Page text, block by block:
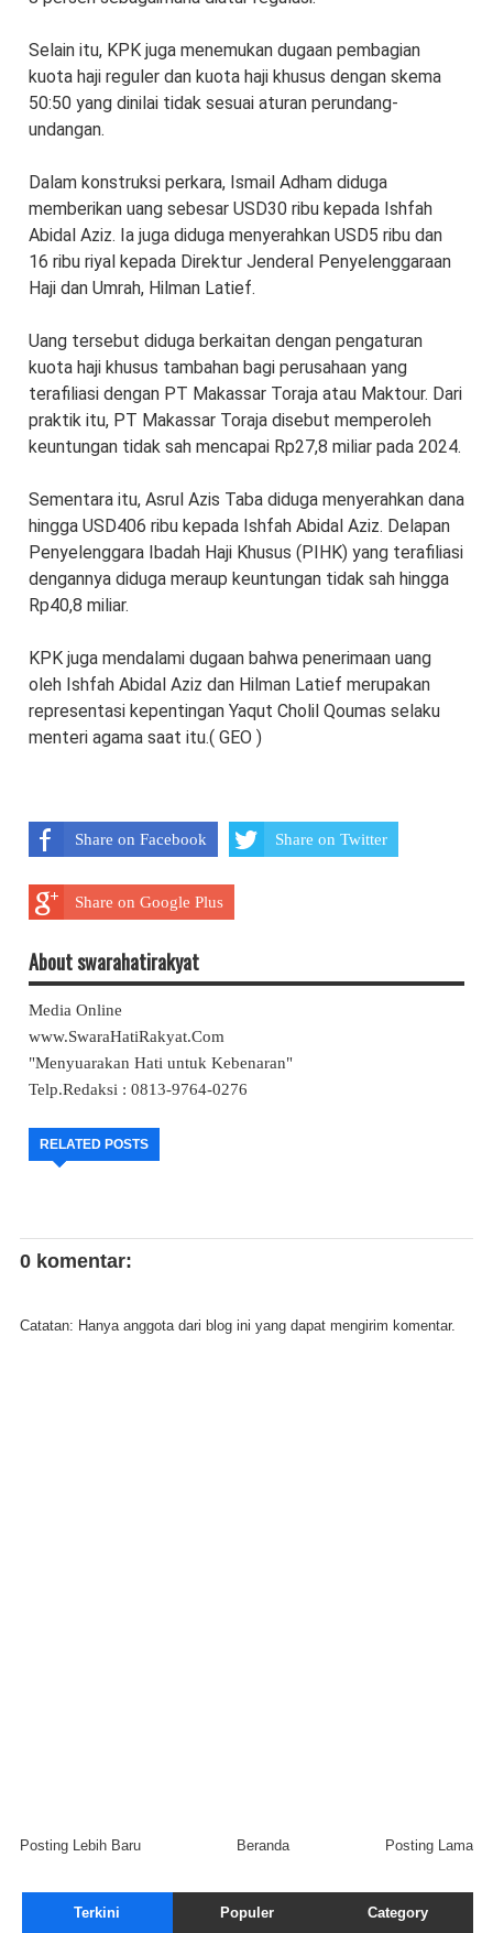
Selain itu, KPK juga menemukan dugaan pembagian
kuota haji reguler dan kuota haji khusus dengan skema
50:50 yang dinilai tidak sesuai aturan perundang-
undangan.
Dalam konstruksi perkara, Ismail Adham diduga
memberikan uang sebesar USD30 ribu kepada Ishfah
Abidal Aziz. Ia juga diduga menyerahkan USD5 ribu dan
16 ribu riyal kepada Direktur Jenderal Penyelenggaraan
Haji dan Umrah, Hilman Latief.
Uang tersebut diduga berkaitan dengan pengaturan
kuota haji khusus tambahan bagi perusahaan yang
terafiliasi dengan PT Makassar Toraja atau Maktour. Dari
praktik itu, PT Makassar Toraja disebut memperoleh
keuntungan tidak sah mencapai Rp27,8 miliar pada 2024.
Sementara itu, Asrul Azis Taba diduga menyerahkan dana
hingga USD406 ribu kepada Ishfah Abidal Aziz. Delapan
Penyelenggara Ibadah Haji Khusus (PIHK) yang terafiliasi
dengannya diduga meraup keuntungan tidak sah hingga
Rp40,8 miliar.
KPK juga mendalami dugaan bahwa penerimaan uang
oleh Ishfah Abidal Aziz dan Hilman Latief merupakan
representasi kepentingan Yaqut Cholil Qoumas selaku
menteri agama saat itu.( GEO )
Share on Facebook Share on Twitter
Share on Google Plus
About swarahatirakyat
Media Online
www.SwaraHatiRakyat.Com
"Menyuarakan Hati untuk Kebenaran"
Telp.Redaksi : 0813-9764-0276
RELATED POSTS
0 komentar:
Catatan: Hanya anggota dari blog ini yang dapat mengirim komentar.
Posting Lebih Baru Posting Lama
Beranda
Terkini Populer Category